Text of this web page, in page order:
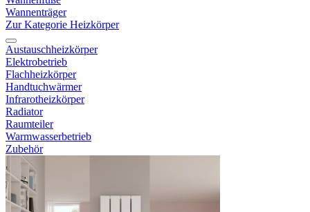
Wannenträger
Zur Kategorie Heizkörper
Austauschheizkörper
Elektrobetrieb
Flachheizkörper
Handtuchwärmer
Infrarotheizkörper
Radiator
Raumteiler
Warmwasserbetrieb
Zubehör